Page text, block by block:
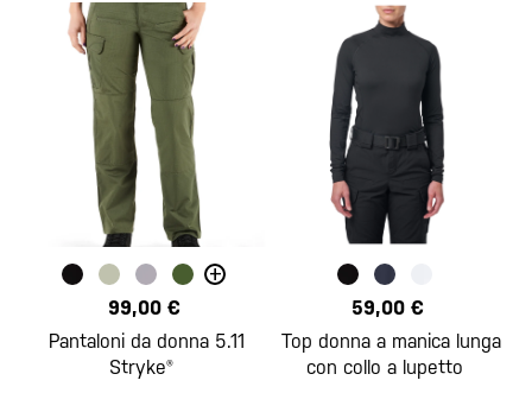
+
99,00 €
Pantaloni da donna 5.11
Stryke®
59,00 €
Top donna a manica lunga
con collo a lupetto